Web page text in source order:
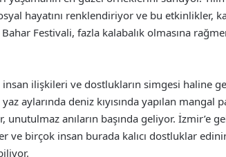
hayatını renklendiriyor ve bu etkinlikler,
Festivali, fazla kalabalık olmasına
ilişkileri ve dostlukların simgesi haline
aylarında deniz kıyısında yapılan
unutulmaz anıların başında geliyor. İzmir’e
ve birçok insan burada kalıcı dostluklar